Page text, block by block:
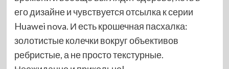
его дизайне и чувствуется отсылка к серии
Huawei nova. И есть крошечная пасхалка:
золотистые колечки вокруг объективов
ребристые, а не просто текстурные.